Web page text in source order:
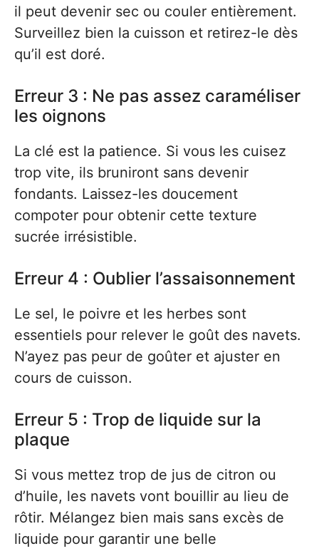
il peut devenir sec ou couler entièrement.
Surveillez bien la cuisson et retirez-le dès
qu’il est doré.
Erreur 3 : Ne pas assez caraméliser
les oignons
La clé est la patience. Si vous les cuisez
trop vite, ils bruniront sans devenir
fondants. Laissez-les doucement
compoter pour obtenir cette texture
sucrée irrésistible.
Erreur 4 : Oublier l’assaisonnement
Le sel, le poivre et les herbes sont
essentiels pour relever le goût des navets.
N’ayez pas peur de goûter et ajuster en
cours de cuisson.
Erreur 5 : Trop de liquide sur la
plaque
Si vous mettez trop de jus de citron ou
d’huile, les navets vont bouillir au lieu de
rôtir. Mélangez bien mais sans excès de
liquide pour garantir une belle